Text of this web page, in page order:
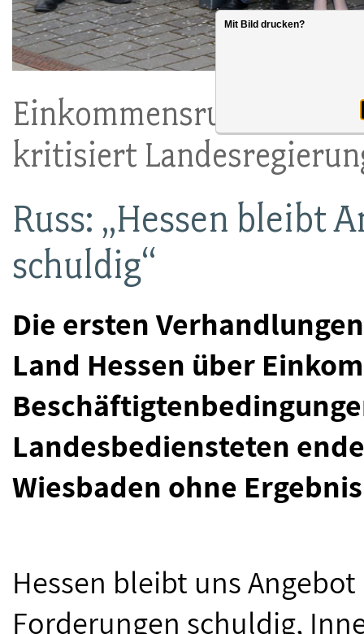
Einkommensrunde
kritisiert
Russ: „Hessen bleibt
schuldig“
Die ersten
Land Hessen über
Landesbediensteten
Wiesbaden ohne
Hessen bleibt uns
Forderungen schuldig,
Mit Bild drucken?